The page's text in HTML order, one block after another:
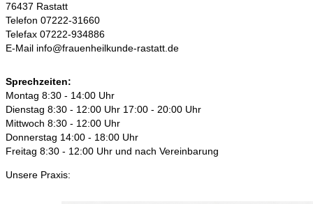
76437 Rastatt
Telefon 07222-31660
Telefax 07222-934886
E-Mail info@frauenheilkunde-rastatt.de
Sprechzeiten:
Montag 8:30 - 14:00 Uhr
Dienstag 8:30 - 12:00 Uhr 17:00 - 20:00 Uhr
Mittwoch 8:30 - 12:00 Uhr
Donnerstag 14:00 - 18:00 Uhr
Freitag 8:30 - 12:00 Uhr und nach Vereinbarung
Unsere Praxis: